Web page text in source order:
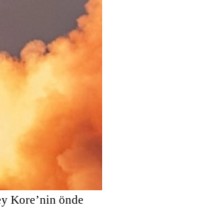
Kore’nin önde